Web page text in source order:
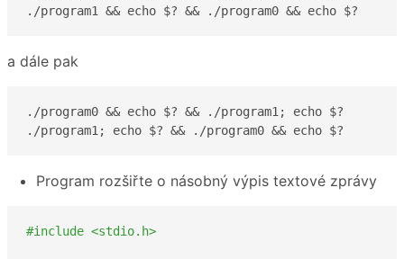
./program1 && echo $? && ./program0 && echo $?
a dále pak
./program0 && echo $? && ./program1; echo $?
./program1; echo $? && ./program0 && echo $?
Program rozšiřte o násobný výpis textové zprávy
#include <stdio.h>